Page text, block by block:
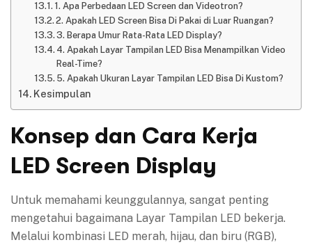
1. Apa Perbedaan LED Screen dan Videotron?
2. Apakah LED Screen Bisa Di Pakai di Luar Ruangan?
3. Berapa Umur Rata-Rata LED Display?
4. Apakah Layar Tampilan LED Bisa Menampilkan Video
Real-Time?
5. Apakah Ukuran Layar Tampilan LED Bisa Di Kustom?
Kesimpulan
Konsep dan Cara Kerja
LED Screen Display
Untuk memahami keunggulannya, sangat penting
mengetahui bagaimana Layar Tampilan LED bekerja.
Melalui kombinasi LED merah, hijau, dan biru (RGB),